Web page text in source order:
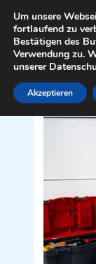
Inhalt
springen
Sanitär
Um unsere
fortlaufend zu
Bestätigen des
Verwendung zu.
unserer
Akzeptieren